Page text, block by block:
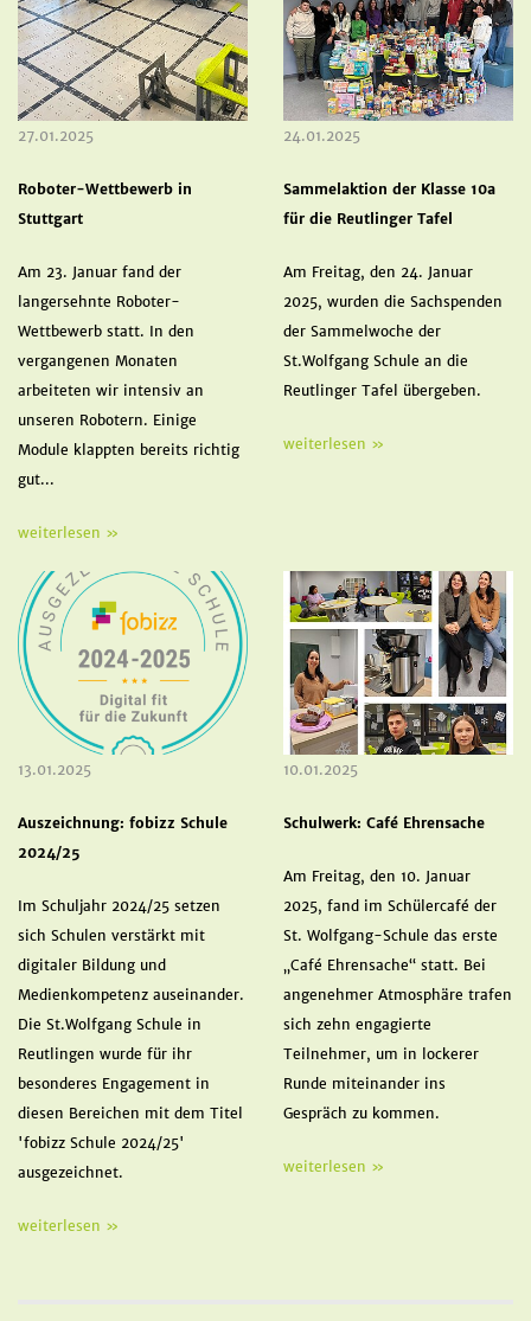
27.01.2025
Roboter-Wettbewerb in
Stuttgart
Am 23. Januar fand der
langersehnte Roboter-
Wettbewerb statt. In den
vergangenen Monaten
arbeiteten wir intensiv an
unseren Robotern. Einige
Module klappten bereits richtig
gut...
weiterlesen »
24.01.2025
Sammelaktion der Klasse 10a
für die Reutlinger Tafel
Am Freitag, den 24. Januar
2025, wurden die Sachspenden
der Sammelwoche der
St.Wolfgang Schule an die
Reutlinger Tafel übergeben.
weiterlesen »
13.01.2025
Auszeichnung: fobizz Schule
2024/25
Im Schuljahr 2024/25 setzen
sich Schulen verstärkt mit
digitaler Bildung und
Medienkompetenz auseinander.
Die St.Wolfgang Schule in
Reutlingen wurde für ihr
besonderes Engagement in
diesen Bereichen mit dem Titel
'fobizz Schule 2024/25'
ausgezeichnet.
weiterlesen »
10.01.2025
Schulwerk: Café Ehrensache
Am Freitag, den 10. Januar
2025, fand im Schülercafé der
St. Wolfgang-Schule das erste
„Café Ehrensache“ statt. Bei
angenehmer Atmosphäre trafen
sich zehn engagierte
Teilnehmer, um in lockerer
Runde miteinander ins
Gespräch zu kommen.
weiterlesen »